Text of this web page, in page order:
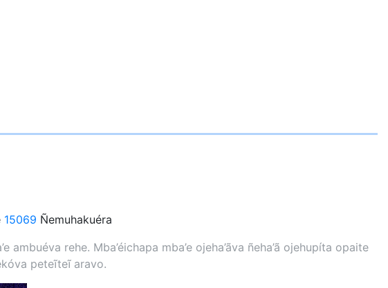
15069 Ñemuhakuéra
rehe. Mba’éichapa mba’e ojeha’ãva ñeha’ã ojehupíta opaite
peteĩteĩ aravo.